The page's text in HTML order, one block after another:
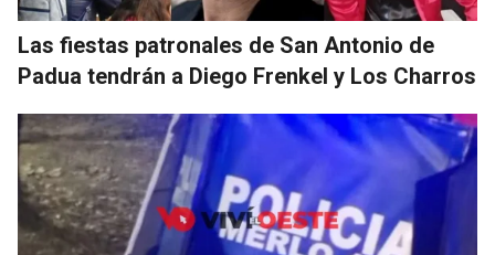
Las fiestas patronales de San Antonio de
Padua tendrán a Diego Frenkel y Los Charros